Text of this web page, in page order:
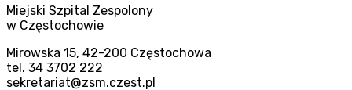
Miejski Szpital Zespolony
w Częstochowie
Mirowska 15, 42-200 Częstochowa
tel. 34 3702 222
sekretariat@zsm.czest.pl